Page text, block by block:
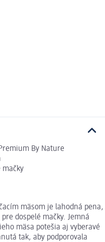
By Nature
mačky
mäsom je lahodná pena,
dospelé mačky. Jemná
mäsa potešia aj vyberavé
tak, aby podporovala